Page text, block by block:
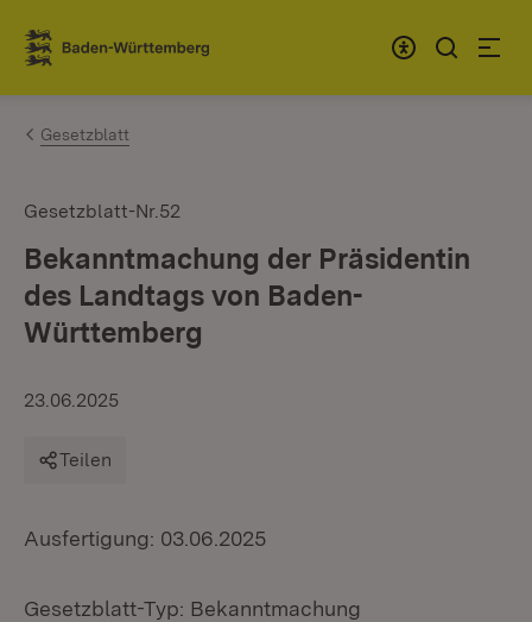
Zum Inhalt springen
Link zur Startseite
Gesetzblatt
Gesetzblatt-Nr.52
Bekanntmachung der Präsidentin
des Landtags von Baden-
Württemberg
23.06.2025
Teilen
Ausfertigung: 03.06.2025
Gesetzblatt-Typ: Bekanntmachung